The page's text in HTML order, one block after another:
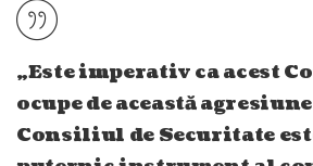
„Este imperativ ca acest
ocupe de această
Consiliul de Securitate